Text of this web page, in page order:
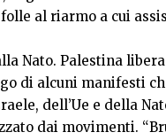
al riarmo a cui
Nato. Palestina
di alcuni manifesti
dell’Ue e della
dai movimenti.